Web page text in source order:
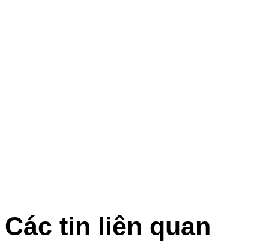
Các tin liên quan